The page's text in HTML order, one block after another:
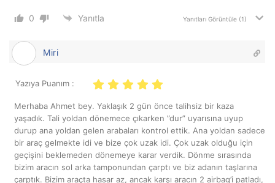
0 Yanıtla Yanıtları Görüntüle (1)
Miri
Yazıya Puanım :
Merhaba Ahmet bey. Yaklaşık 2 gün önce talihsiz bir kaza
yaşadık. Tali yoldan dönemece çıkarken ”dur” uyarısına uyup
durup ana yoldan gelen arabaları kontrol ettik. Ana yoldan sadece
bir araç gelmekte idi ve bize çok uzak idi. Çok uzak olduğu için
geçişini beklemeden dönemeye karar verdik. Dönme sırasında
bizim aracın sol arka tamponundan çarptı ve biz adanın taşlarına
çarptık. Bizim araçta hasar az, ancak karşı aracın 2 airbag’i patladı,